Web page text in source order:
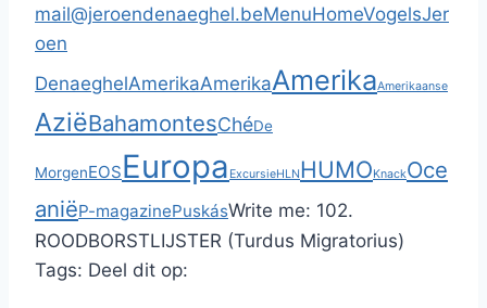
mail@jeroendenaeghel.beMenuHomeVogelsJer
oen
DenaeghelAmerikaAmerikaAmerikaAmerikaanse
AziëBahamontesChéDe
MorgenEOSEuropa ExcursieHLNHUMOKnackOce
aniëP-magazinePuskásWrite me: 102.
ROODBORSTLIJSTER (Turdus Migratorius)
Tags: Deel dit op: